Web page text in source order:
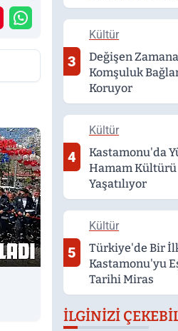
Hizmet Veriyor
3
Kültür
Değişen
Komşuluk
Koruyor
4
Kültür
Kastamonu'da
Hamam Kültürü
Yaşatılıyor
5
Kültür
Türkiye'de Bir
Kastamonu'yu
Tarihi Miras
İLGINIZI